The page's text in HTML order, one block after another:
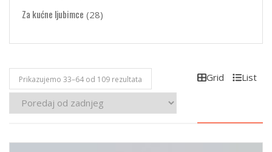
Za kućne ljubimce (28)
Grid List
Prikazujemo 33–64 od 109 rezultata